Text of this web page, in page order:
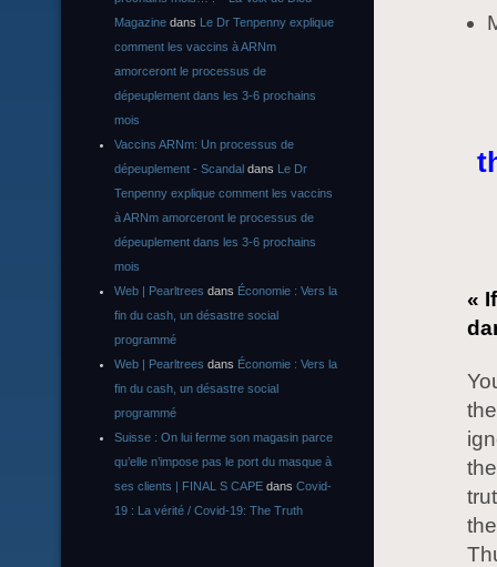
«
Magazine dans Le Dr Tenpenny explique
comment les vaccins à ARNm
amorceront le processus de
dépeuplement dans les 3-6 prochains
mois
Vaccins ARNm: Un processus de
dépeuplement - Scandal dans Le Dr
Tenpenny explique comment les vaccins
à ARNm amorceront le processus de
dépeuplement dans les 3-6 prochains
mois
Web | Pearltrees dans Économie : Vers la
fin du cash, un désastre social
programmé
Web | Pearltrees dans Économie : Vers la
fin du cash, un désastre social
programmé
Suisse : On lui ferme son magasin parce
qu’elle n’impose pas le port du masque à
ses clients | FINAL S CAPE dans Covid-
19 : La vérité / Covid-19: The Truth